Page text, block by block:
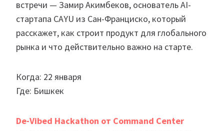
встречи — Замир Акимбеков, основатель AI-
стартапа CAYU из Сан-Франциско, который
расскажет, как строит продукт для глобального
рынка и что действительно важно на старте.
Когда: 22 января
Где: Бишкек
De-Vibed Hackathon от Command Center